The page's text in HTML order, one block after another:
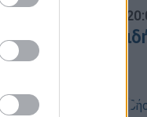
06.08.2026
δελτίο
08/2026